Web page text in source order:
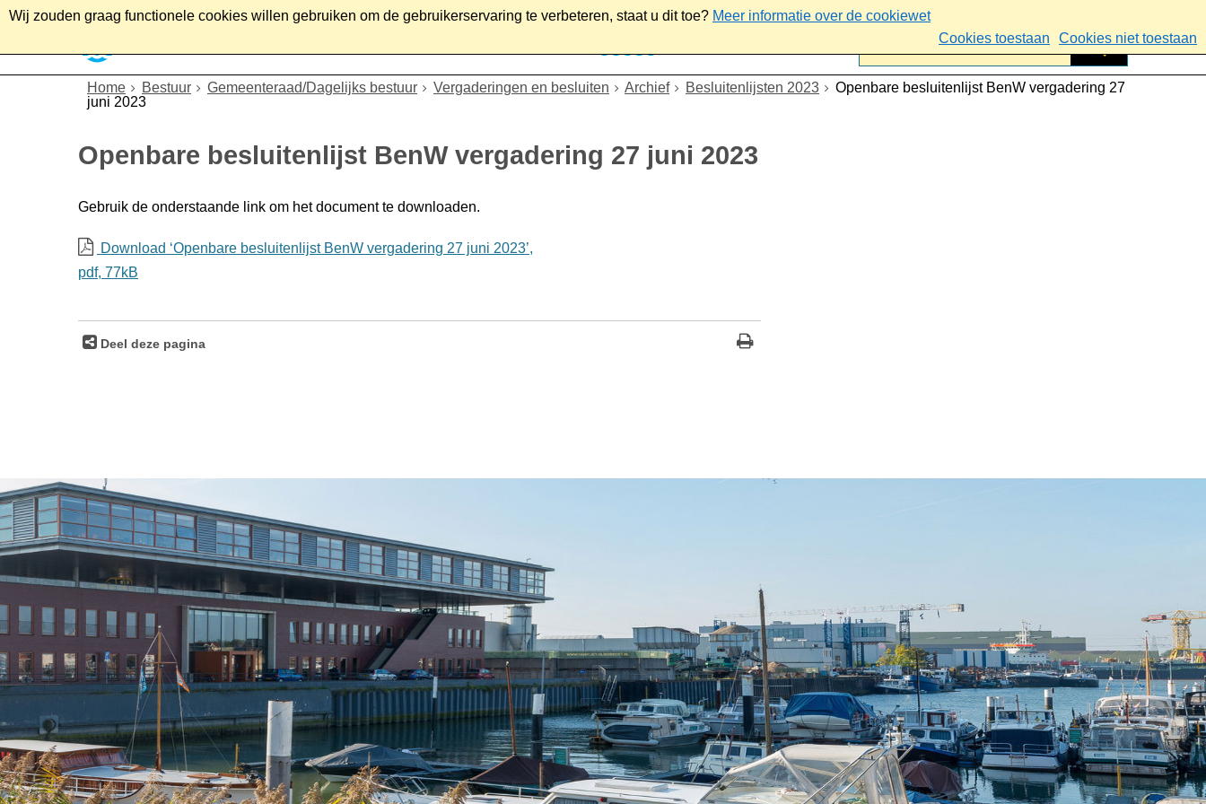
Wij zouden graag functionele cookies willen gebruiken om de gebruikerservaring te verbeteren, staat u dit toe? Meer informatie over de cookiewet
Cookies toestaan
Cookies niet toestaan
Home Bestuur Gemeenteraad/Dagelijks bestuur Vergaderingen en besluiten Archief Besluitenlijsten 2023
Openbare besluitenlijst BenW vergadering 27
juni 2023
Openbare besluitenlijst BenW vergadering 27 juni 2023
Gebruik de onderstaande link om het document te downloaden.
Download ‘Openbare besluitenlijst BenW vergadering 27 juni 2023’,
pdf, 77kB
Deel deze pagina